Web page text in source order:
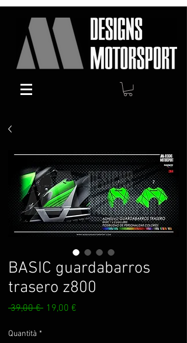
BASIC guardabarros
trasero z800
39,00 € Prezzo
19,00 €
Quantità *